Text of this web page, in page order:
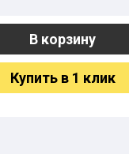
Купить в 1 клик